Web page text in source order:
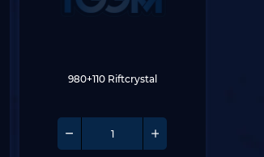
980+110 Riftcrystal